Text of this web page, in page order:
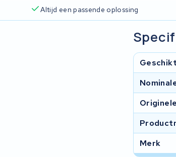
Altijd een passende oplossing
Merk